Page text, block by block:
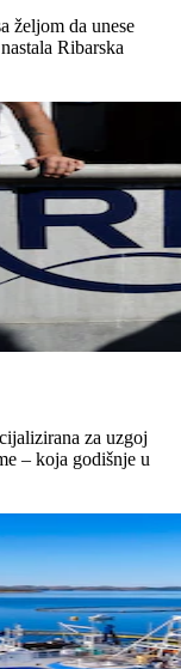
željom da unese
Ribarska
za uzgoj
– koja godišnje u